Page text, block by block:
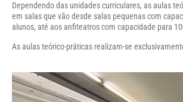
Dependendo das unidades curriculares, as aulas
em salas que vão desde salas pequenas com
alunos, até aos anfiteatros com capacidade para
As aulas teórico-práticas realizam-se